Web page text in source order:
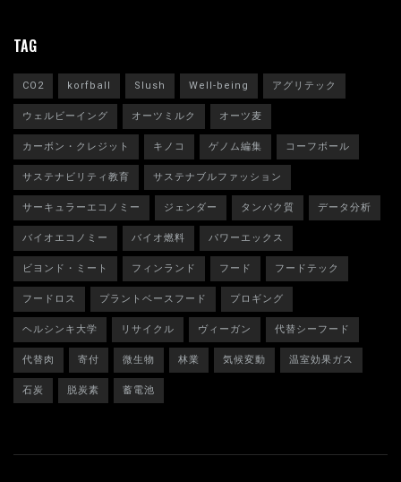
TAG
CO2 korfball Slush Well-being
アグリテック
ウェルビーイング
オーツミルク
オーツ麦
カーボン・クレジット
キノコ ゲノム編集
コーフボール
サステナビリティ教育
サステナブルファッション
サーキュラーエコノミー
ジェンダー タンパク質
データ分析
バイオエコノミー
バイオ燃料
パワーエックス
ビヨンド・ミート
フィンランド フード
フードテック
フードロス
プラントベースフード
プロギング
ヘルシンキ大学
リサイクル ヴィーガン
代替シーフード
代替肉
寄付 微生物 林業 気候変動
温室効果ガス
石炭
脱炭素 蓄電池